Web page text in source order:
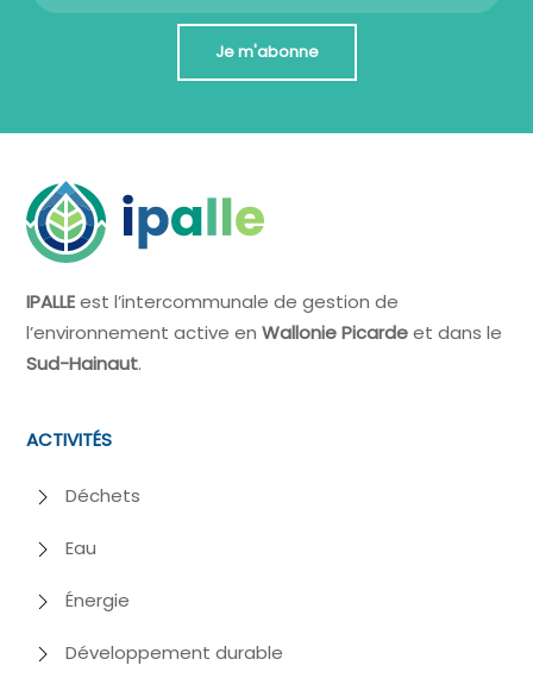
Je m'abonne
IPALLEest l’intercommunale de gestion de
l’environnement active enWallonie Picardeet dans le
Sud-Hainaut.
ACTIVITÉS
Déchets
Eau
Énergie
Développement durable